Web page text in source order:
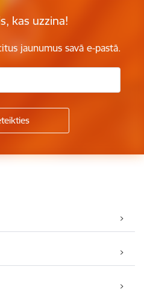
kas uzzina!
jaunumus savā e-pastā.